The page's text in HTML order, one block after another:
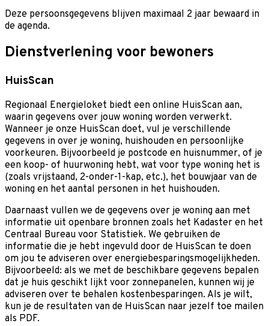
Deze persoonsgegevens blijven maximaal 2 jaar bewaard in
de agenda.
Dienstverlening voor bewoners
HuisScan
Regionaal Energieloket biedt een online HuisScan aan,
waarin gegevens over jouw woning worden verwerkt.
Wanneer je onze HuisScan doet, vul je verschillende
gegevens in over je woning, huishouden en persoonlijke
voorkeuren. Bijvoorbeeld je postcode en huisnummer, of je
een koop- of huurwoning hebt, wat voor type woning het is
(zoals vrijstaand, 2-onder-1-kap, etc.), het bouwjaar van de
woning en het aantal personen in het huishouden.
Daarnaast vullen we de gegevens over je woning aan met
informatie uit openbare bronnen zoals het Kadaster en het
Centraal Bureau voor Statistiek. We gebruiken de
informatie die je hebt ingevuld door de HuisScan te doen
om jou te adviseren over energiebesparingsmogelijkheden.
Bijvoorbeeld: als we met de beschikbare gegevens bepalen
dat je huis geschikt lijkt voor zonnepanelen, kunnen wij je
adviseren over te behalen kostenbesparingen. Als je wilt,
kun je de resultaten van de HuisScan naar jezelf toe mailen
als PDF.